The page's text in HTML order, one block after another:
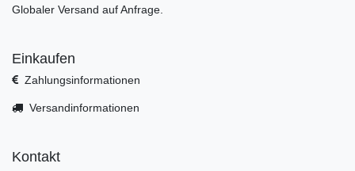
Globaler Versand auf Anfrage.
Einkaufen
Zahlungsinformationen
Versandinformationen
Kontakt